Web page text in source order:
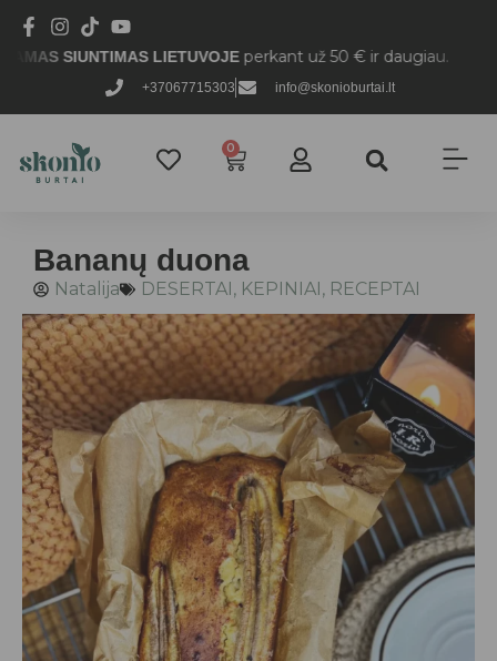
+37067715303 info@skonioburtai.lt
SIUNTIMAS LIETUVOJEperkant už 50 € ir daugiau.
0
Bananų duona
Natalija DESERTAI, KEPINIAI, RECEPTAI